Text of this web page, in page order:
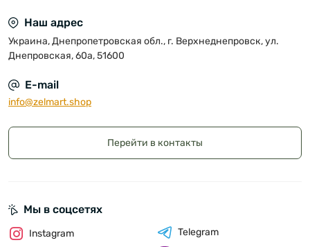
Наш адрес
Украина, Днепропетровская обл., г. Верхнеднепровск, ул.
Днепровская, 60а, 51600
E-mail
info@zelmart.shop
Перейти в контакты
Мы в соцсетях
Instagram
Telegram